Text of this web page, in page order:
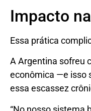
Impacto
Essa prática
A Argentina sofreu
econômica —e isso
essa escassez